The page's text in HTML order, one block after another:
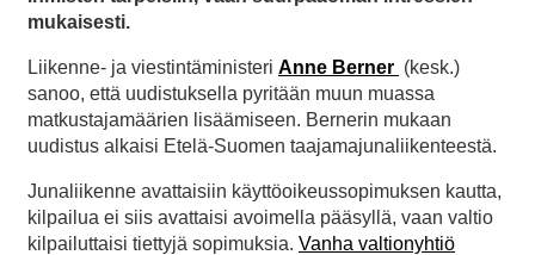
mukaisesti.
Liikenne- ja viestintäministeri Anne Berner (kesk.)
sanoo, että uudistuksella pyritään muun muassa
matkustajamäärien lisäämiseen. Bernerin mukaan
uudistus alkaisi Etelä-Suomen taajamajunaliikenteestä.
Junaliikenne avattaisiin käyttöoikeussopimuksen kautta,
kilpailua ei siis avattaisi avoimella pääsyllä, vaan valtio
kilpailuttaisi tiettyjä sopimuksia. Vanha valtionyhtiö